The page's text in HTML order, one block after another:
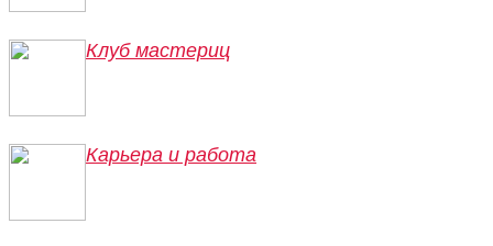
Клуб мастериц
Карьера и работа